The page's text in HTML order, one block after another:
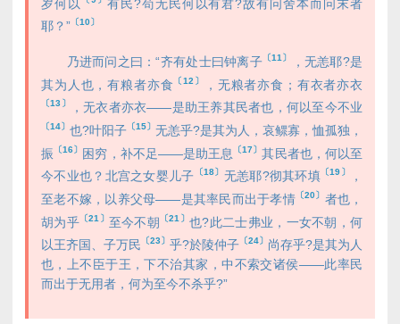
岁何以
有民?苟无民何以有君?故有问舍本而问末者
耶？” 〔10〕
乃进而问之曰：“齐有处士曰钟离子 〔11〕
，无恙耶?是
其为人也，有粮者亦食
〔12〕 ，无粮者亦食；有衣者亦衣
〔13〕 ，无衣者亦衣——是助王养其民者也，何以至今不业
〔14〕 也?叶阳子 〔15〕 无恙乎?是其为人，哀鳏寡，恤孤独，
振 〔16〕 困穷，补不足——是助王息 〔17〕其民者也，何以至
今不业也？北宫之女婴儿子 〔18〕 无恙耶?彻其环填 〔19〕
，
至老不嫁，以养父母——是其率民而出于孝情 〔20〕 者也，
胡为乎 〔21〕 至今不朝 〔21〕 也?此二士弗业，一女不朝，何
以王齐国、子万民 〔23〕 乎?於陵仲子 〔24〕 尚存乎?是其为人
也，上不臣于王，下不治其家，中不索交诸侯——此率民
而出于无用者，何为至今不杀乎?”